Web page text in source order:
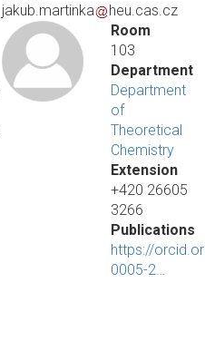
jakub.martinka
heu.cas.cz
Room
103
Department
Department
of
Theoretical
Chemistry
Extension
+420 26605
3266
Publications
https://
0005-2…